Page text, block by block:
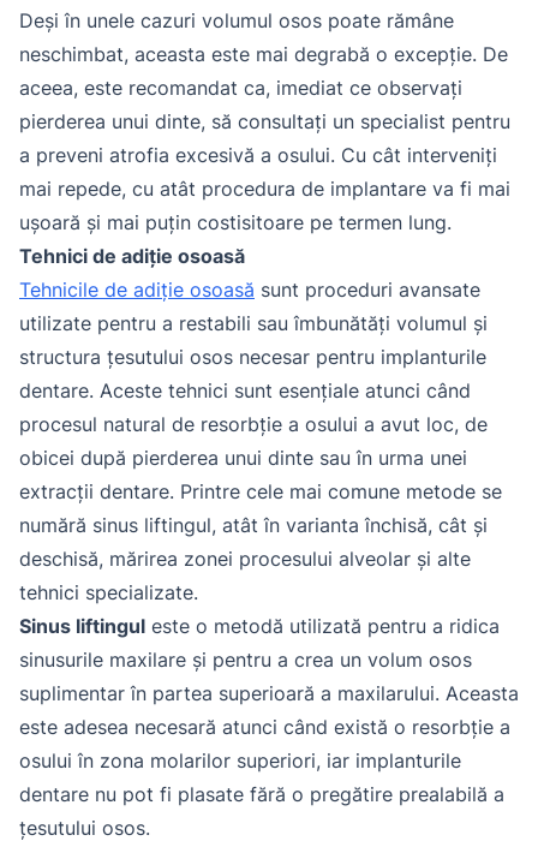
Deși în unele cazuri volumul osos poate rămâne
neschimbat, aceasta este mai degrabă o excepție. De
aceea, este recomandat ca, imediat ce observați
pierderea unui dinte, să consultați un specialist pentru
a preveni atrofia excesivă a osului. Cu cât interveniți
mai repede, cu atât procedura de implantare va fi mai
ușoară și mai puțin costisitoare pe termen lung.
Tehnici de adiție osoasă
Tehnicile de adiție osoasă sunt proceduri avansate
utilizate pentru a restabili sau îmbunătăți volumul și
structura țesutului osos necesar pentru implanturile
dentare. Aceste tehnici sunt esențiale atunci când
procesul natural de resorbție a osului a avut loc, de
obicei după pierderea unui dinte sau în urma unei
extracții dentare. Printre cele mai comune metode se
numără sinus liftingul, atât în varianta închisă, cât și
deschisă, mărirea zonei procesului alveolar și alte
tehnici specializate.
Sinus liftingul este o metodă utilizată pentru a ridica
sinusurile maxilare și pentru a crea un volum osos
suplimentar în partea superioară a maxilarului. Aceasta
este adesea necesară atunci când există o resorbție a
osului în zona molarilor superiori, iar implanturile
dentare nu pot fi plasate fără o pregătire prealabilă a
țesutului osos.